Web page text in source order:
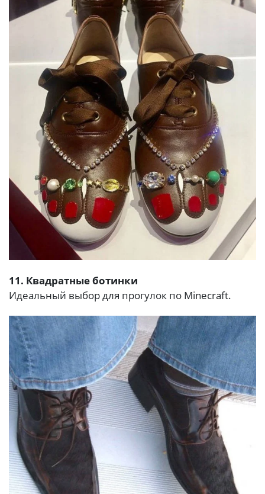
11. Квадратные ботинки
Идеальный выбор для прогулок по Minecraft.